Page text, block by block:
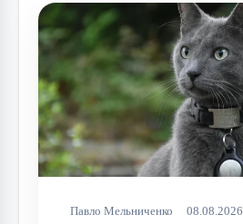
Павло Мельниченко 08.08.2026